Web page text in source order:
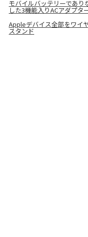
モバイルバッテリーであり
した3機能入りACアダプタ
Appleデバイス全部をワイ
スタンド